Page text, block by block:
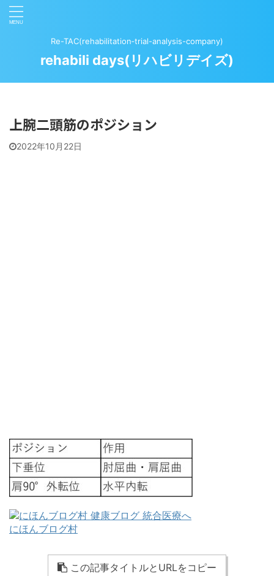
Re-TAC(rehabilitation‐trial-analysis-company)
rehabili days(リハビリデイズ)
上腕二頭筋のポジション
2022年10月22日
にほんブログ村
この記事タイトルとURLをコピー